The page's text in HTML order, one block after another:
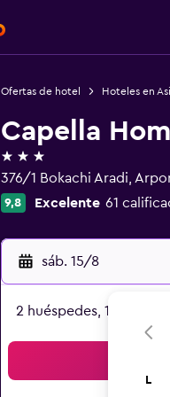
Ofertas de hotel Hoteles en
Capella
3 estrellas
376/1 Bokachi Aradi,
9,8 Excelente 61
sáb. 15/8
2 huéspedes, 1
L